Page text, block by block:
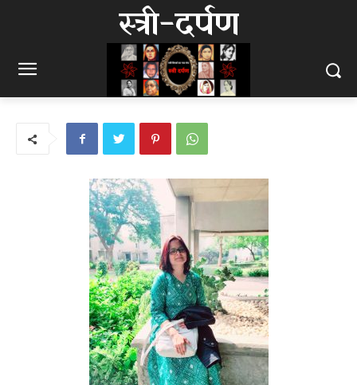
स्त्री-दर्पण